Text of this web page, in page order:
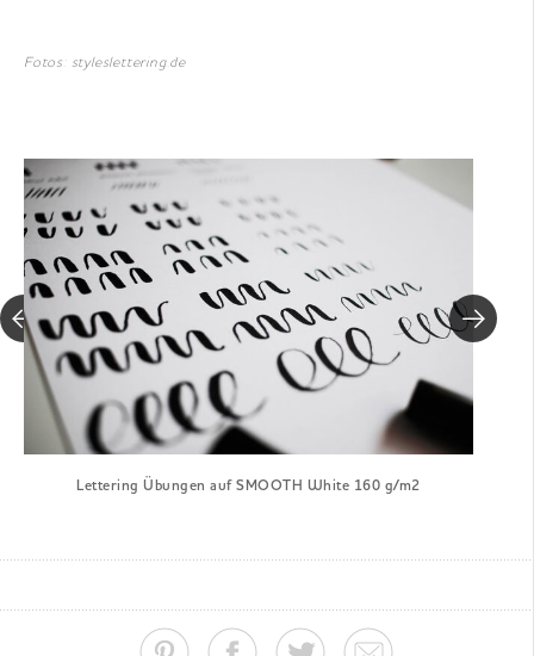
Fotos: styleslettering.de
Lettering Übungen auf SMOOTH White 160 g/m2